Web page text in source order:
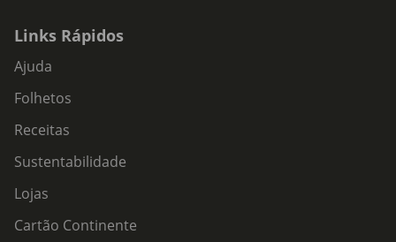
Links Rápidos
Ajuda
Folhetos
Receitas
Sustentabilidade
Lojas
Cartão Continente